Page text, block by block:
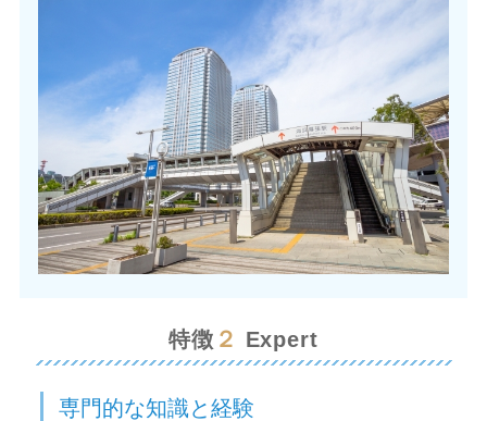
特徴 ２ Expert
専門的な知識と経験